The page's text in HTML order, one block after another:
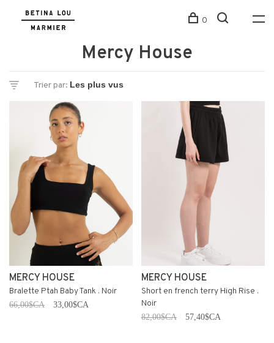
0
Mercy House
Trier par:
MERCY HOUSE
Bralette Ptah Baby Tank . Noir
66,00$CA 33,00$CA
MERCY HOUSE
Short en french terry High Rise .
Noir
82,00$CA 57,40$CA